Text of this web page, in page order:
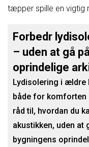
tæpper spille en vigtig
Forbedr
– uden at gå
oprindelige
Lydisolering i ældre
både for komforten
råd til, hvordan du
akustikken, uden at
bygningens